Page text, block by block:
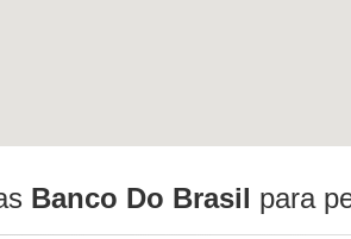
Banco Do Brasil para